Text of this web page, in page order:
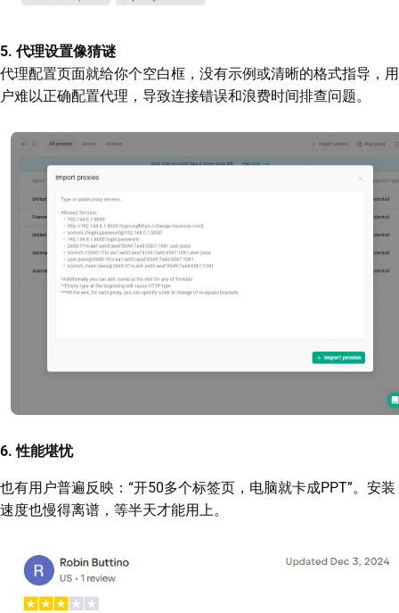
5. 代理设置像猜谜
代理配置页面就给你个空白框，没有示例或清晰的格式指导，用
户难以正确配置代理，导致连接错误和浪费时间排查问题。
6. 性能堪忧
也有用户普遍反映：“开50多个标签页，电脑就卡成PPT”。安装
速度也慢得离谱，等半天才能用上。